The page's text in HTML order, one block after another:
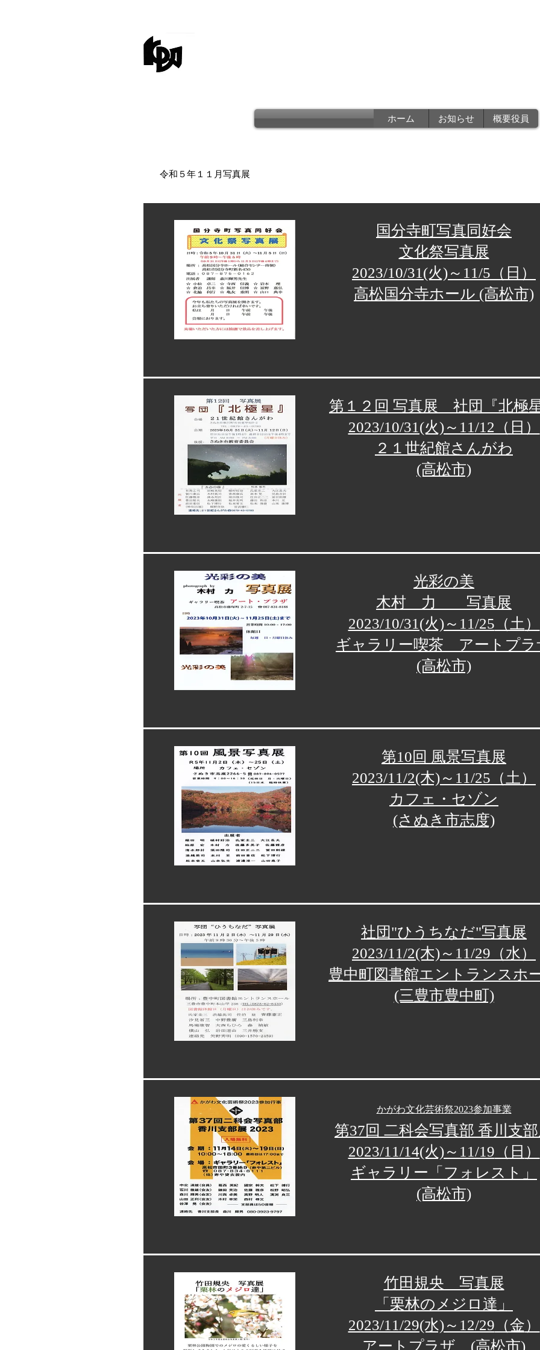
ホーム お知らせ 概要役員
令和５年１１月写真展
国分寺町写真同好会
文化祭写真展
2023/10/31(火)～11/5（日）
高松国分寺ホール (高松市)
第１２回 写真展 社団『北極
2023/10/31(火)～11/12（日）
２１世紀館さんがわ
(高松市)
光彩の美
木村 力 写真展
2023/10/31(火)～11/25 （土 ）
ギャラリー喫茶 アートプラ
(高松市)
第10回 風景写真展
2023/11/2(木)～11/25 （土 ）
カフェ・セゾン
(さぬき市志度)
社団"ひうちなだ"写真展
2023/11/2(木)～11/29 （水）
豊中町図書館エントランスホ
(三豊市豊中町)
かがわ文化芸術祭2023参加事業
第37回 二科会写真部 香川支
2023/11/14(火)～11/19 （日 ）
ギャラリー「フォレスト」
(高松市)
竹田規央 写真展
「栗林のメジロ達」
2023/11/29(水)～12/29 （金）
アートプラザ (高松市)